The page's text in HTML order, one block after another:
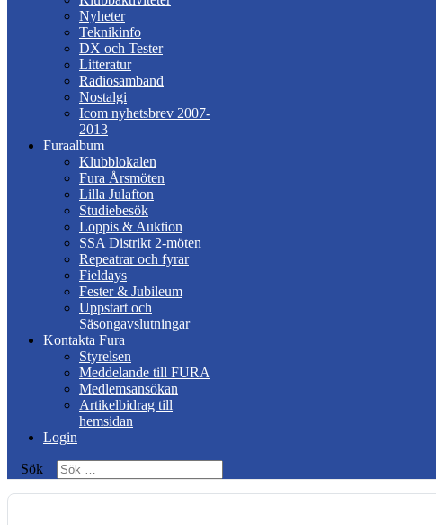
Nyheter
Teknikinfo
DX och Tester
Litteratur
Radiosamband
Nostalgi
Icom nyhetsbrev 2007-
2013
Furaalbum
Klubblokalen
Fura Årsmöten
Lilla Julafton
Studiebesök
Loppis & Auktion
SSA Distrikt 2-möten
Repeatrar och fyrar
Fieldays
Fester & Jubileum
Uppstart och
Säsongavslutningar
Kontakta Fura
Styrelsen
Meddelande till FURA
Medlemsansökan
Artikelbidrag till
hemsidan
Login
Sök